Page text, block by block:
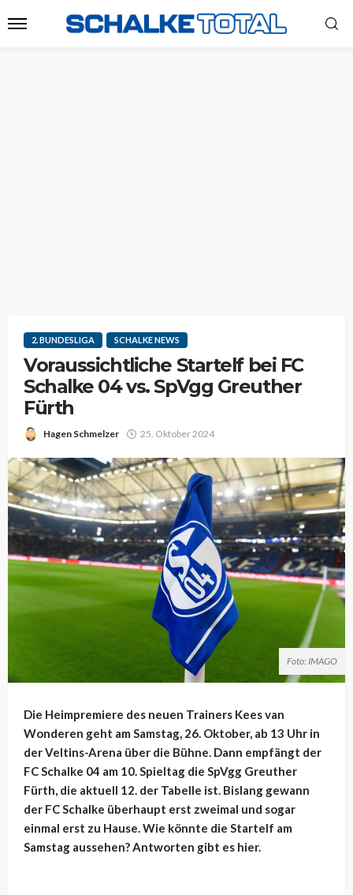
2. BUNDESLIGA SCHALKE NEWS
Voraussichtliche Startelf bei FC
Schalke 04 vs. SpVgg Greuther
Fürth
Hagen Schmelzer 25. Oktober 2024
Foto: IMAGO
Die Heimpremiere des neuen Trainers Kees van
Wonderen geht am Samstag, 26. Oktober, ab 13 Uhr in
der Veltins-Arena über die Bühne. Dann empfängt der
FC Schalke 04 am 10. Spieltag die SpVgg Greuther
Fürth, die aktuell 12. der Tabelle ist. Bislang gewann
der FC Schalke überhaupt erst zweimal und sogar
einmal erst zu Hause. Wie könnte die Startelf am
Samstag aussehen? Antworten gibt es hier.